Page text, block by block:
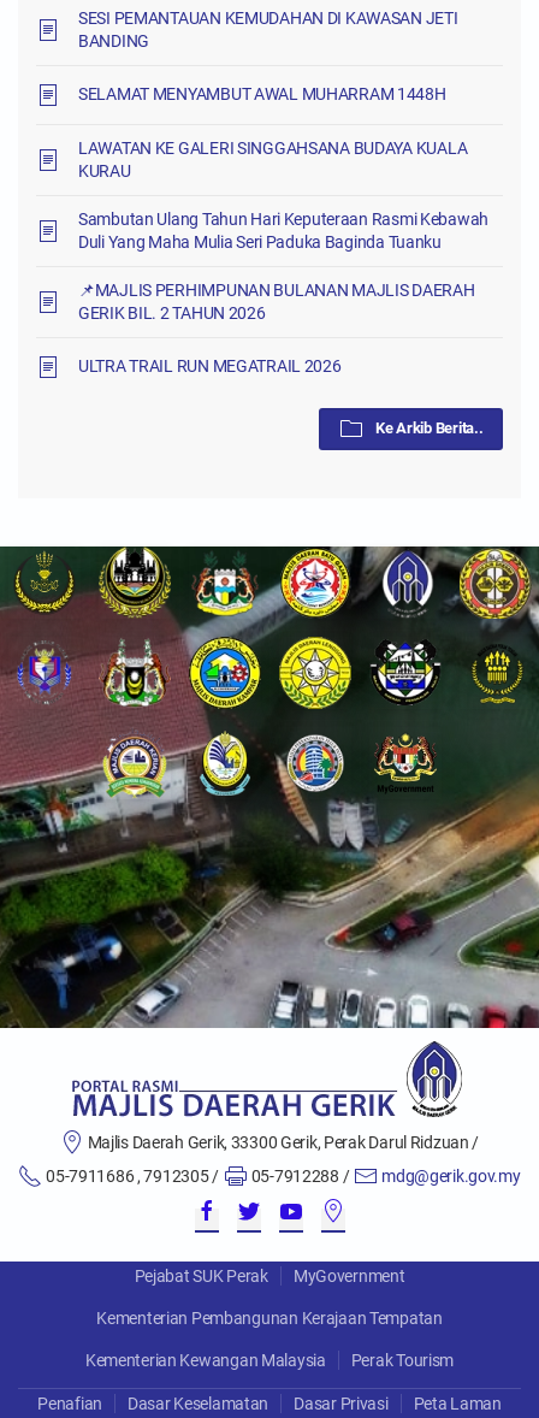
SESI PEMANTAUAN KEMUDAHAN DI KAWASAN JETI
BANDING
SELAMAT MENYAMBUT AWAL MUHARRAM 1448H
LAWATAN KE GALERI SINGGAHSANA BUDAYA KUALA
KURAU
Sambutan Ulang Tahun Hari Keputeraan Rasmi Kebawah
Duli Yang Maha Mulia Seri Paduka Baginda Tuanku
📌MAJLIS PERHIMPUNAN BULANAN MAJLIS DAERAH
GERIK BIL. 2 TAHUN 2026
ULTRA TRAIL RUN MEGATRAIL 2026
Ke Arkib Berita..
Majlis Daerah Gerik, 33300 Gerik, Perak Darul Ridzuan /
05-7911686 , 7912305 /
05-7912288 / mdg@gerik.gov.my
Pejabat SUK Perak MyGovernment
Kementerian Pembangunan Kerajaan Tempatan
Kementerian Kewangan Malaysia Perak Tourism
Penafian Dasar Keselamatan Dasar Privasi Peta Laman